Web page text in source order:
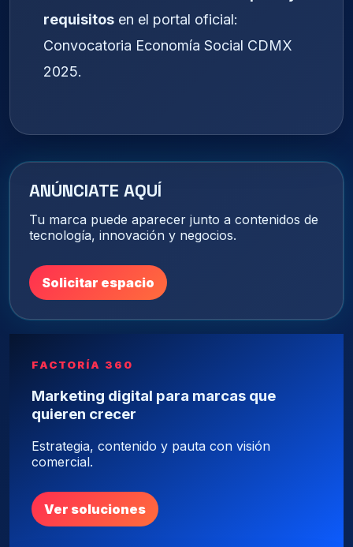
requisitos en el portal oficial:
Convocatoria Economía Social CDMX
2025.
ANÚNCIATE AQUÍ
Tu marca puede aparecer junto a contenidos de
tecnología, innovación y negocios.
Solicitar espacio
FACTORÍA 360
Marketing digital para marcas que
quieren crecer
Estrategia, contenido y pauta con visión
comercial.
Ver soluciones